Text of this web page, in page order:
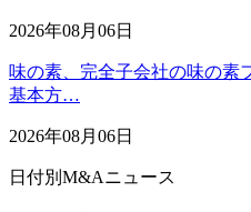
2026年08月06日
味の素、完全子会社の味の素
基本方…
2026年08月06日
日付別M&Aニュース